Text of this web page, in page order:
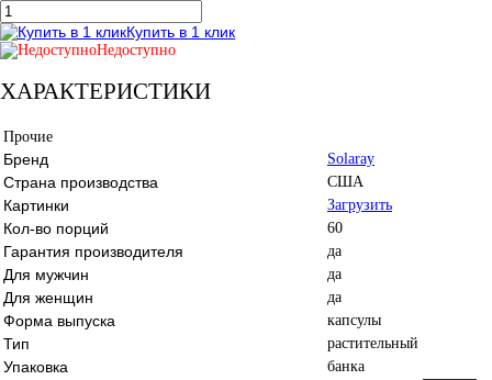
Купить в 1 клик
Недоступно
ХАРАКТЕРИСТИКИ
Прочие
Бренд Solaray
Страна производства США
Картинки Загрузить
Кол-во порций 60
Гарантия производителя да
Для мужчин да
Для женщин да
Форма выпуска капсулы
Тип растительный
Упаковка банка